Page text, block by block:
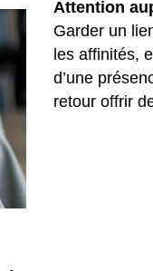
Attention
Garder un
les affinités,
d’une
retour offrir